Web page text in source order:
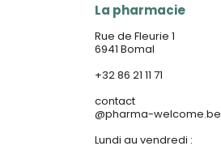
La pharmacie
Rue de Fleurie 1
6941 Bomal
+32 86 21 11 71
contact
@pharma-welcome.be
Lundi au vendredi :